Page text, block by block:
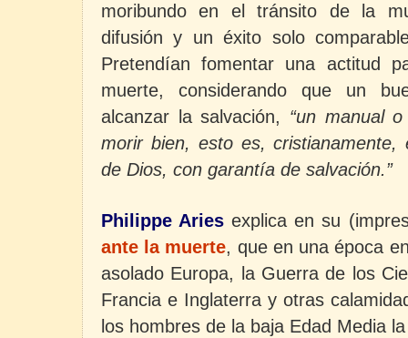
moribundo en el tránsito de la
difusión y un éxito solo
Pretendían fomentar una actitud
muerte, considerando que un
alcanzar la salvación, “un manual
morir bien, esto es, cristianamente,
de Dios, con garantía de salvación.”
Philippe Aries explica en su
ante la muerte, que en una época
asolado Europa, la Guerra de los
Francia e Inglaterra y otras
los hombres de la baja Edad Media